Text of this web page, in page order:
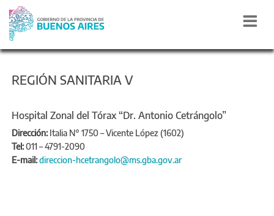
REGIÓN SANITARIA V
Hospital Zonal del Tórax “Dr. Antonio Cetrángolo”
Dirección:Italia N° 1750 – Vicente López (1602)
Tel:011 – 4791-2090
E-mail:direccion-hcetrangolo@ms.gba.gov.ar